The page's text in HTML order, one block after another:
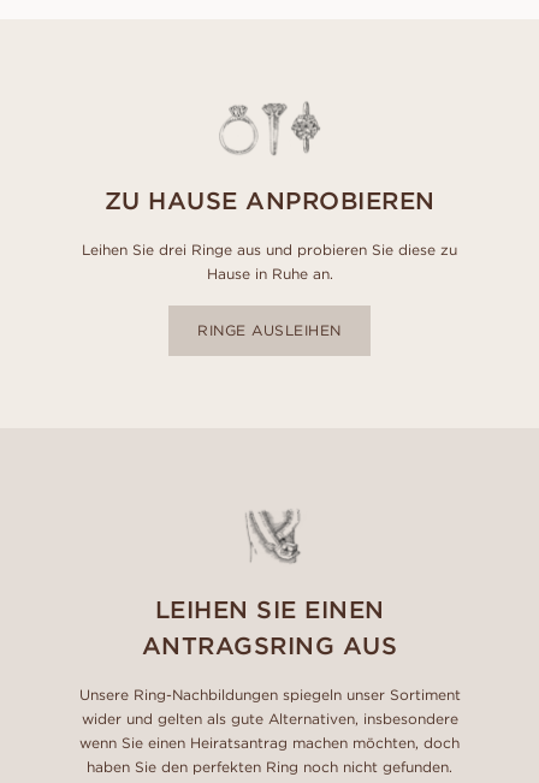
ZU HAUSE ANPROBIEREN
Leihen Sie drei Ringe aus und probieren Sie diese zu
Hause in Ruhe an.
RINGE AUSLEIHEN
LEIHEN SIE EINEN
ANTRAGSRING AUS
Unsere Ring-Nachbildungen spiegeln unser Sortiment
wider und gelten als gute Alternativen, insbesondere
wenn Sie einen Heiratsantrag machen möchten, doch
haben Sie den perfekten Ring noch nicht gefunden.